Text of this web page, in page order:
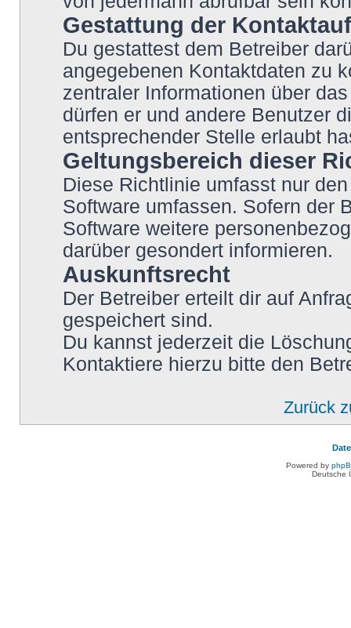
Gestattung der
Du gestattest dem Betreiber
angegebenen Kontaktdaten zu
zentraler Informationen über
dürfen er und andere Benutzer
entsprechender Stelle erlaubt
Geltungsbereich dieser
Diese Richtlinie umfasst nur
Software umfassen. Sofern der
Software weitere
darüber gesondert informieren.
Auskunftsrecht
Der Betreiber erteilt dir auf
gespeichert sind.
Du kannst jederzeit die
Kontaktiere hierzu bitte den
Zurück
Powered by
Deutsche